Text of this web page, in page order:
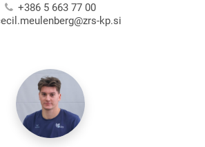
+386 5 663 77 00
kp.si